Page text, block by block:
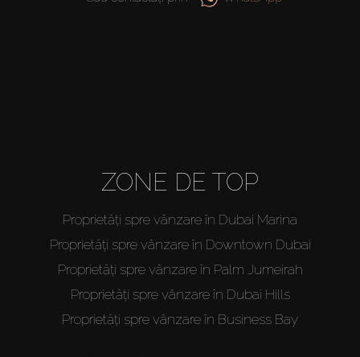
ZONE DE TOP
Proprietăți spre vânzare în Dubai Marina
Proprietăți spre vânzare în Downtown Dubai
Proprietăți spre vânzare în Palm Jumeirah
Proprietăți spre vânzare în Dubai Hills
Proprietăți spre vânzare în Business Bay